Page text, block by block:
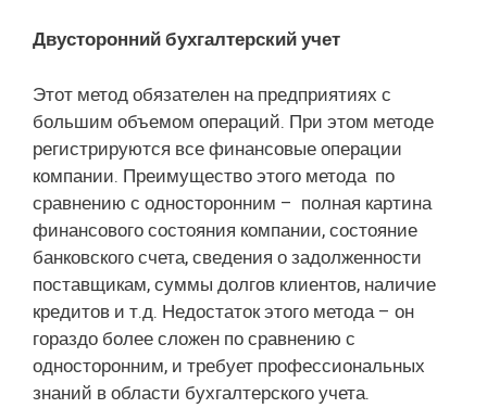
Двусторонний бухгалтерский учет
Этот метод обязателен на предприятиях с
большим объемом операций. При этом методе
регистрируются все финансовые операции
компании. Преимущество этого метода по
сравнению с односторонним – полная картина
финансового состояния компании, состояние
банковского счета, сведения о задолженности
поставщикам, суммы долгов клиентов, наличие
кредитов и т.д. Недостаток этого метода – он
гораздо более сложен по сравнению с
односторонним, и требует профессиональных
знаний в области бухгалтерского учета.